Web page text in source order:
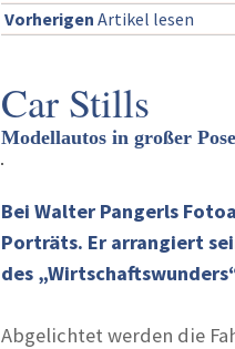
Vorherigen Artikel lesen
Car Stills
Modellautos in großer Pose
Bei Walter Pangerls
Porträts. Er arrangiert
des
Abgelichtet werden die